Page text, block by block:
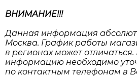
ВНИМАНИЕ!!!
Данная информация
Москва. График работы
в регионах может
информацию необходимо
по контактным телефонам в